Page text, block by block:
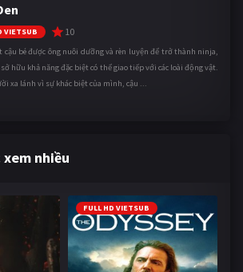
VIETSUB 10
cậu bé được ông nuôi dưỡng và rèn luyện để trở thành ninja,
hữu khả năng đặc biệt có thể giao tiếp với các loài động vật.
xa lánh vì sự khác biệt của mình, cậu ...
nhiều
FULL HD VIETSUB